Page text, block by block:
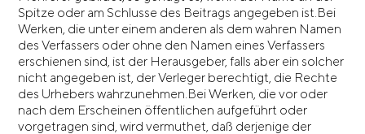
Spitze oder am Schlusse des Beitrags angegeben ist.Bei
Werken, die unter einem anderen als dem wahren Namen
des Verfassers oder ohne den Namen eines Verfassers
erschienen sind, ist der Herausgeber, falls aber ein solcher
nicht angegeben ist, der Verleger berechtigt, die Rechte
des Urhebers wahrzunehmen.Bei Werken, die vor oder
nach dem Erscheinen öffentlichen aufgeführt oder
vorgetragen sind, wird vermuthet, daß derjenige der